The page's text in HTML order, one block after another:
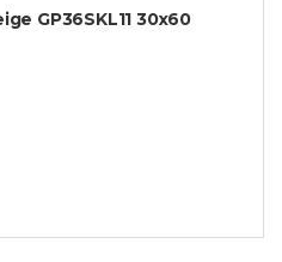
GP36SKL11 30х60